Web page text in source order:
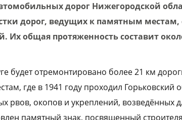
дорог Нижегородской
дорог, ведущих к памятным
Их общая протяженность составит
будет отремонтировано более 21 км
где в 1941 году проходил
рвов, окопов и укреплений, возведённых
памятный знак, посвященный